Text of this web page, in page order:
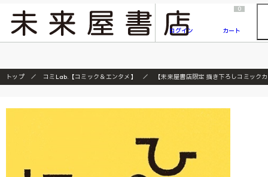
『ONE PIECE magazine 021 ONE PIECEカード付き同梱版』発売延期のご案内
ログイン
0
カート
トップ コミLab.【コミック＆エンタメ】 【未来屋書店限定 描き下ろしコミック